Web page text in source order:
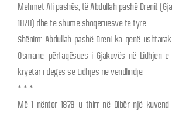
Mehmet Ali pashës, të Abdullah pashë Drenit
1878) dhe të shumë shoqëruesve të tyre. .
Shënim: Abdullah pashë Dreni ka qenë
Osmane, përfaqësues i Gjakovës në Lidhjen
kryetar i degës së Lidhjes në vendlindje.
* * *
Më 1 nëntor 1878 u thirr në Dibër një kuvend